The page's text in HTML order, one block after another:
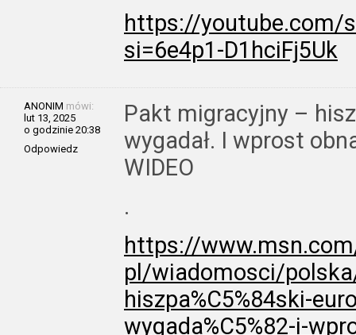
https://youtube.com/
si=6e4p1-D1hciFj5Uk
ANONIM mówi:
lut 13, 2025
o godzinie 20:38
Odpowiedz
Pakt migracyjny –
wygadał. I wprost
WIDEO
.
https://
pl/wiadomosci/
hiszpa%C5%84ski-
wygada%C5%82-i-